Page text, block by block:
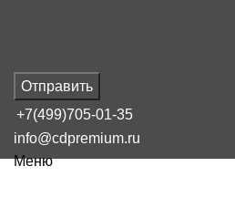
Отправить
+7(499)705-01-35
info@cdpremium.ru
Меню